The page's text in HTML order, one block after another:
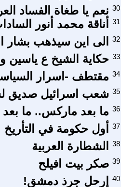
نعم يا طغاة الفساد 30
أناقة محمد أنور 31
الى اين سيذهب بشار 32
حكاية الشيخ ع ياسين 33
مقتطف -اسرار 34
شعب اسرائيل صديق 35
ما بعد ماركس.. ما بعد 36
أول حكومة في التأريخ 37
الشطارة العربية 38
صكر بيت افيلح 39
إرحل جرذ دمشق! 40